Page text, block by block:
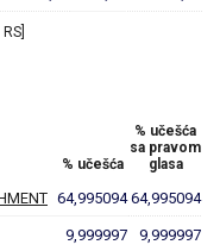
% učešća
% učešća
sa pravom
glasa
64,995094 64,995094
9,999997 9,999997